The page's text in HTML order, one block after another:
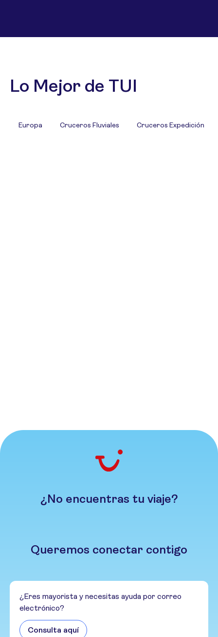
Lo Mejor de TUI
Europa Cruceros Fluviales Cruceros Expedición
¿No encuentras tu viaje?
Queremos conectar contigo
¿Eres mayorista y necesitas ayuda por correo
electrónico?
Consulta aquí